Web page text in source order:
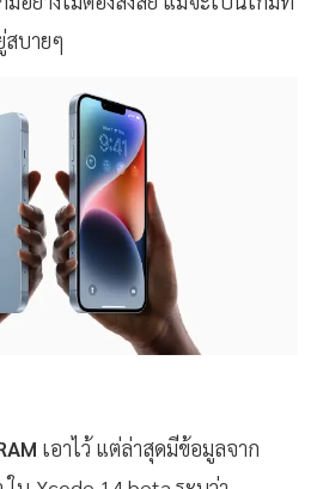
บายๆ
เอาไว้ แต่ล่าสุดมีข้อมูลจาก